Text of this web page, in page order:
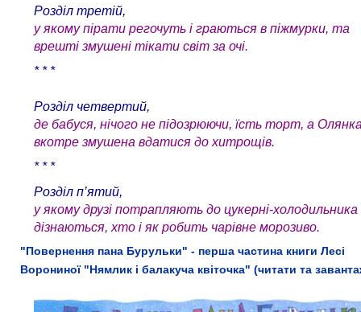
Розділ третій,
у якому пірати регочуть і граються в піжмурки, та
врешті змушені тікати світ за очі.
* * *
Розділ четвертий,
де бабуся, нічого не підозрюючи, їсть торт, а
вкотре змушена вдатися до хитрощів.
* * *
Розділ п’ятий,
у якому друзі потрапляють до цукерні-холодильника
дізнаються, хто і як робить чарівне морозиво.
"Повернення пана Бурульки" - перша частина книги Лесі
Ворониної "Нямлик і балакуча квіточка" (читати та